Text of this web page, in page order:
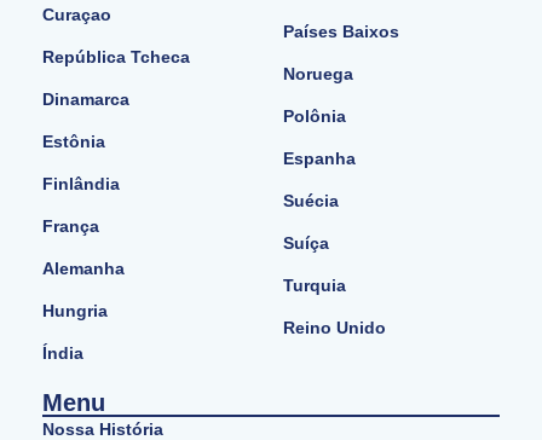
Curaçao
República Tcheca
Dinamarca
Estônia
Finlândia
França
Alemanha
Hungria
Índia
Países Baixos
Noruega
Polônia
Espanha
Suécia
Suíça
Turquia
Reino Unido
Menu
Nossa História